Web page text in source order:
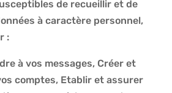
de recueillir et de
à caractère personnel,
:
à vos messages, Créer et
comptes, Etablir et assurer